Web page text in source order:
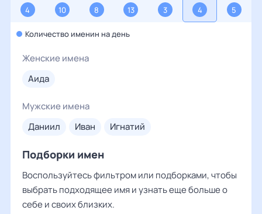
4 10 8 13 3 4 5
Количество именин на день
Женские имена
аида
Мужские имена
даниил
иван игнатий
Подборки имен
Воспользуйтесь фильтром или подборками, чтобы
выбрать подходящее имя и узнать еще больше о
себе и своих близких.